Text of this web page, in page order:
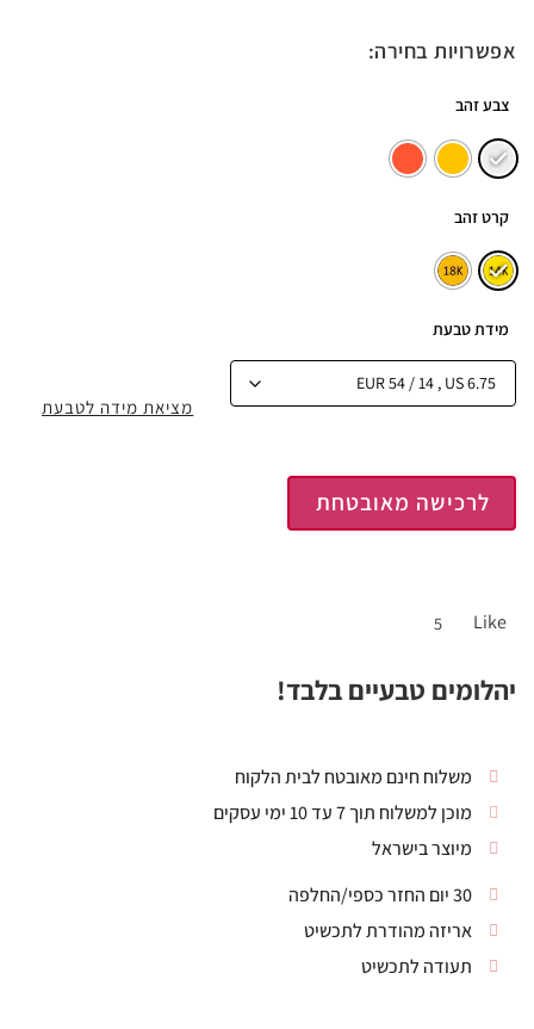
אפשרויות בחירה:
צבע זהב
קרט זהב
מידת טבעת
לרכישה מאובטחת
Like
5
מציאת מידה לטבעת
יהלומים טבעיים בלבד!
משלוח חינם מאובטח לבית הלקוח
מוכן למשלוח תוך 7 עד 10 ימי עסקים
מיוצר בישראל
30 יום החזר כספי/החלפה
אריזה מהודרת לתכשיט
תעודה לתכשיט